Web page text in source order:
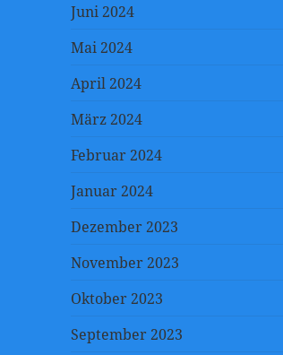
Juni 2024
Mai 2024
April 2024
März 2024
Februar 2024
Januar 2024
Dezember 2023
November 2023
Oktober 2023
September 2023